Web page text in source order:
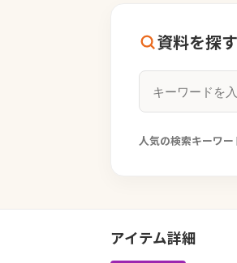
資料を探す
人気の検索キーワー
アイテム詳細